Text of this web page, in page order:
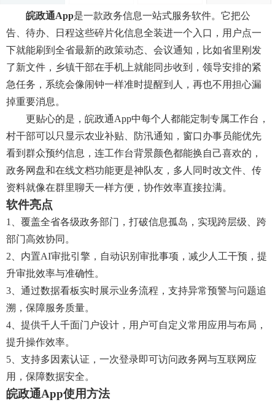
皖政通app是一款政务信息一站式服务软件。它把公
告、待办、日程这些碎片化信息全装进一个入口，用户点一
下就能刷到全省最新的政策动态、会议通知，比如省里刚发
了新文件，乡镇干部在手机上就能同步收到，领导安排的紧
急任务，系统会像闹钟一样准时提醒到人，再也不用担心漏
掉重要消息。
更贴心的是，皖政通app中每个人都能定制专属工作台，
村干部可以只显示农业补贴、防汛通知，窗口办事员能优先
看到群众预约信息，连工作台背景颜色都能换自己喜欢的，
政务网盘和在线文档功能更是神队友，多人同时改文件、传
资料就像在群里聊天一样方便，协作效率直接拉满。
软件亮点
1、覆盖全省各级政务部门，打破信息孤岛，实现跨层级、跨
部门高效协同。
2、内置AI审批引擎，自动识别审批事项，减少人工干预，提
升审批效率与准确性。
3、通过数据看板实时展示业务流程，支持异常预警与问题追
溯，保障服务质量。
4、提供千人千面门户设计，用户可自定义常用应用与布局，
提升操作效率。
5、支持多因素认证，一次登录即可访问政务网与互联网应
用，保障数据安全。
皖政通app使用方法